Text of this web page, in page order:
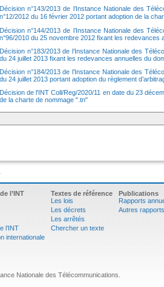
Décision n°143/2013 de l’Instance Nationale des
n°12/2012 du 16 février 2012 portant adoption de la
Décision n°144/2013 de l’Instance Nationale des
n°96/201 0 du 25 novembre 2012 fixant les redevances
Décision n°183/2013 de l’Instance Nationale des
du 24 juillet 2013 fixant les redevances annuelles du
Décision n°184/2013 de l’Instance Nationale des
du 24 juillet 2013 portant adoption du règlement
Décision de l'INT Coll/Reg/2020/11 en date du 23
de la charte de nommage ".tn"
l’INT
l’INT
internationale
Textes de référence
Les lois
Les décrets
Les arrêtés
Chercher un texte
Publications
Rapports
Autres rapports
Nationale des Télécommunications.